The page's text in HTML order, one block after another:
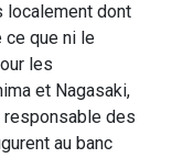
dont
ce que ni le
les
et Nagasaki,
responsable des
au banc